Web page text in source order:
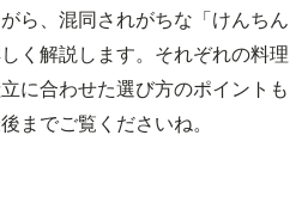
ら、混同されがちな「けんちん
く解説します。それぞれの料理
に合わせた選び方のポイントも
までご覧くださいね。